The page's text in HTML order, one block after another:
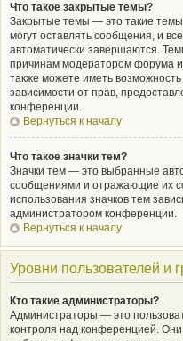
Что такое закрытые темы?
Закрытые темы — это такие
могут оставлять сообщения, и
автоматически завершаются.
причинам модератором форума
также можете иметь
зависимости от прав,
конференции.
Вернуться к началу
Что такое значки тем?
Значки тем — это выбранные
сообщениями и отражающие их
использования значков тем
администратором конференции.
Вернуться к началу
Уровни пользователей и
Кто такие администраторы?
Администраторы — это
контроля над конференцией. Они